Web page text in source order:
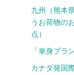
九州（熊本
うお荷物の
点）
「単身プラ
カナダ発国